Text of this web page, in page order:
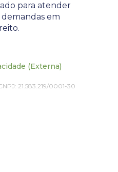
para atender
em
(Externa)
21.583.219/0001-30